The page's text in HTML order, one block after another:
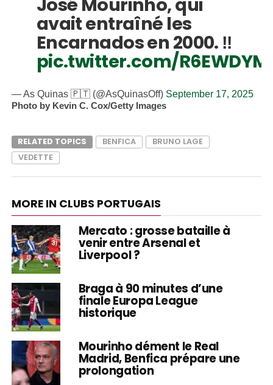
avait entraîné les
Encarnados en 2000. ‼️
pic.twitter.com/
— As Quinas 🇵🇹 (@AsQuinasOff) September 17, 2025
Photo by Kevin C. Cox/Getty Images
RELATED TOPICS BENFICA
BRUNO LAGE
VEDETTE
MORE IN CLUBS PORTUGAIS
Mercato : grosse bataille à
venir entre Arsenal et
Liverpool ?
Braga à 90 minutes d’une
finale Europa League
historique
Mourinho dément le Real
Madrid, Benfica prépare une
prolongation